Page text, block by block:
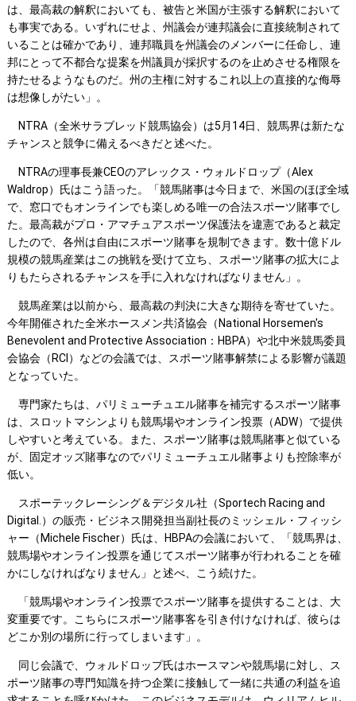
は、最高裁の解釈においても、被告と米国が主張する解釈において
も事実である。いずれにせよ、州議会が連邦議会に直接統制されて
いることは確かであり、連邦職員を州議会のメンバーに任命し、連
邦にとって不都合な提案を州議員が採択するのを止めさせる権限を
持たせるようなものだ。州の主権に対するこれ以上の直接的な侮辱
は想像しがたい」。
NTRA（全米サラブレッド競馬協会）は5月14日、競馬界は新たな
チャンスと競争に備えるべきだと述べた。
NTRAの理事長兼CEOのアレックス・ウォルドロップ（Alex
Waldrop）氏はこう語った。「競馬賭事は今日まで、米国のほぼ全域
で、窓口でもオンラインでも楽しめる唯一の合法スポーツ賭事でし
た。最高裁がプロ・アマチュアスポーツ保護法を違憲であると裁定
したので、各州は自由にスポーツ賭事を規制できます。数十億ドル
規模の競馬産業はこの挑戦を受けて立ち、スポーツ賭事の拡大によ
りもたらされるチャンスを手に入れなければなりません」。
競馬産業は以前から、最高裁の判決に大きな期待を寄せていた。
今年開催された全米ホースメン共済協会（National Horsemen's
Benevolent and Protective Association：HBPA）や北中米競馬委員
会協会（RCI）などの会議では、スポーツ賭事解禁による影響が議題
となっていた。
専門家たちは、パリミューチュエル賭事を補完するスポーツ賭事
は、スロットマシンよりも競馬場やオンライン投票（ADW）で提供
しやすいと考えている。また、スポーツ賭事は競馬賭事と似ている
が、固定オッズ賭事なのでパリミューチュエル賭事よりも控除率が
低い。
スポーテックレーシング＆デジタル社（Sportech Racing and
Digital.）の販売・ビジネス開発担当副社長のミッシェル・フィッシ
ャー（Michele Fischer）氏は、HBPAの会議において、「競馬界は、
競馬場やオンライン投票を通じてスポーツ賭事が行われることを確
かにしなければなりません」と述べ、こう続けた。
「競馬場やオンライン投票でスポーツ賭事を提供することは、大
変重要です。こちらにスポーツ賭事客を引き付けなければ、彼らは
どこか別の場所に行ってしまいます」。
同じ会議で、ウォルドロップ氏はホースマンや競馬場に対し、ス
ポーツ賭事の専門知識を持つ企業に接触して一緒に共通の利益を追